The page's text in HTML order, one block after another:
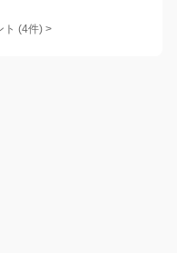
ト (4件) >